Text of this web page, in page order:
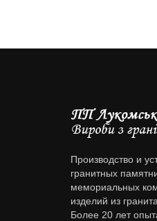
Производство и
гранитных
мемориальных
изделий из гранита.
Более 20 лет